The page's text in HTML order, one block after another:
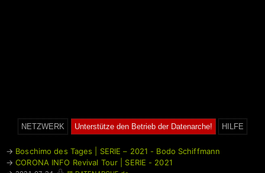
NETZWERK Unterstütze den Betrieb der Datenarche! HILFE
→ Boschimo des Tages | SERIE – 2021 - Bodo Schiffmann
→CORONA INFO Revival Tour | SERIE - 2021